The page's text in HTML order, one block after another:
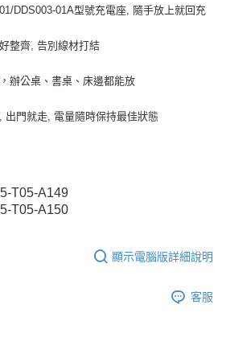
DDS003-01A型號充電座, 隨手放上就回充
整齊, 告別線材打結
辦公桌、書桌、床邊都能放
出門就走, 電量隨時保持最佳狀態
T05-A149
T05-A150
顯示電腦版詳細說明
客服